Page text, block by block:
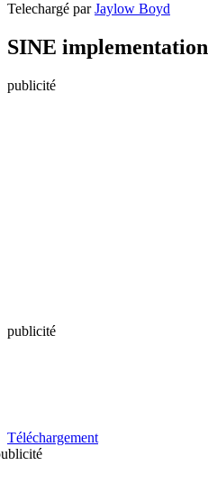
Telechargé parJaylow Boyd
SINE implementation
publicité
publicité
Téléchargement